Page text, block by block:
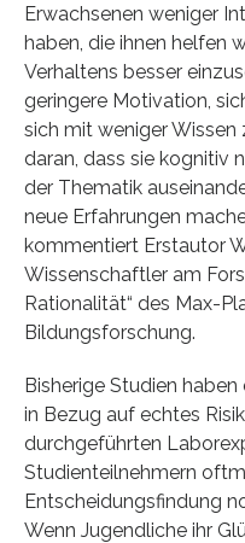
Erwachsenen weniger
haben, die ihnen helfen
Verhaltens besser
geringere Motivation,
sich mit weniger Wissen
daran, dass sie kognitiv
der Thematik
neue Erfahrungen
kommentiert Erstautor
Wissenschaftler am
Rationalität“ des Max-
Bildungsforschung.
Bisherige Studien
in Bezug auf echtes
durchgeführten
Studienteilnehmern
Entscheidungsfindung
Wenn Jugendliche ihr